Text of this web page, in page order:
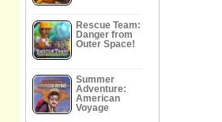
Rescue Team:
Danger from
Outer Space!
Summer
Adventure:
American
Voyage